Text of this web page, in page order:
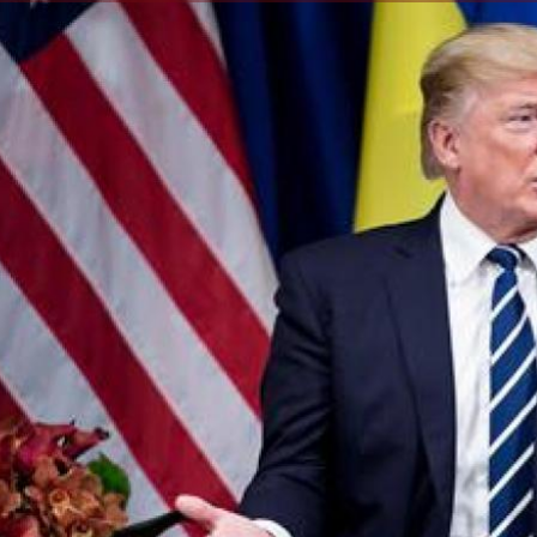
إلهام شرشر تكتب: دي مبقتش كورة..
دي سياسة
الكاتبة إلهام شرشر تهنئ الرئيس
السيسي بعيد ميلاده وتُشيد بجهوده
في بناء الدولة